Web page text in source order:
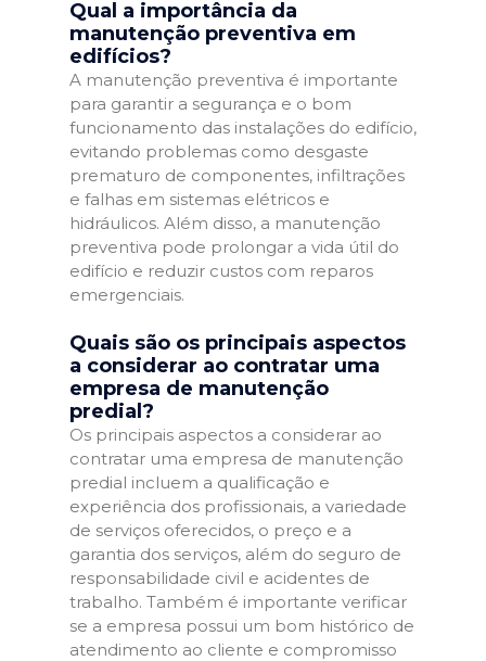
Qual a importância da
manutenção preventiva em
edifícios?
A manutenção preventiva é importante
para garantir a segurança e o bom
funcionamento das instalações do edifício,
evitando problemas como desgaste
prematuro de componentes, infiltrações
e falhas em sistemas elétricos e
hidráulicos. Além disso, a manutenção
preventiva pode prolongar a vida útil do
edifício e reduzir custos com reparos
emergenciais.
Quais são os principais aspectos
a considerar ao contratar uma
empresa de manutenção
predial?
Os principais aspectos a considerar ao
contratar uma empresa de manutenção
predial incluem a qualificação e
experiência dos profissionais, a variedade
de serviços oferecidos, o preço e a
garantia dos serviços, além do seguro de
responsabilidade civil e acidentes de
trabalho. Também é importante verificar
se a empresa possui um bom histórico de
atendimento ao cliente e compromisso